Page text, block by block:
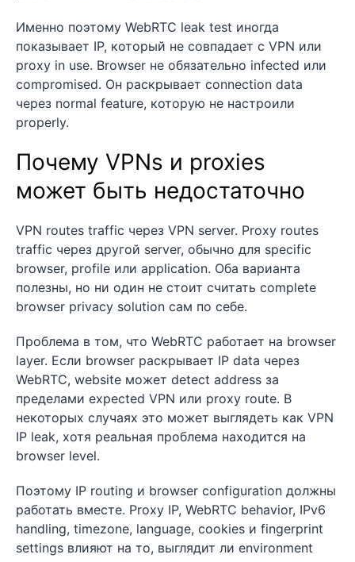
Именно поэтому WebRTC leak test иногда
показывает IP, который не совпадает с VPN или
proxy in use. Browser не обязательно infected или
compromised. Он раскрывает connection data
через normal feature, которую не настроили
properly.
Почему VPNs и proxies
может быть недостаточно
VPN routes traffic через VPN server. Proxy routes
traffic через другой server, обычно для specific
browser, profile или application. Оба варианта
полезны, но ни один не стоит считать complete
browser privacy solution сам по себе.
Проблема в том, что WebRTC работает на browser
layer. Если browser раскрывает IP data через
WebRTC, website может detect address за
пределами expected VPN или proxy route. В
некоторых случаях это может выглядеть как VPN
IP leak, хотя реальная проблема находится на
browser level.
Поэтому IP routing и browser configuration должны
работать вместе. Proxy IP, WebRTC behavior, IPv6
handling, timezone, language, cookies и fingerprint
settings влияют на то, выглядит ли environment